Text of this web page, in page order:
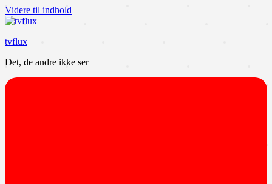
Videre til indhold
tvflux
Det, de andre ikke ser